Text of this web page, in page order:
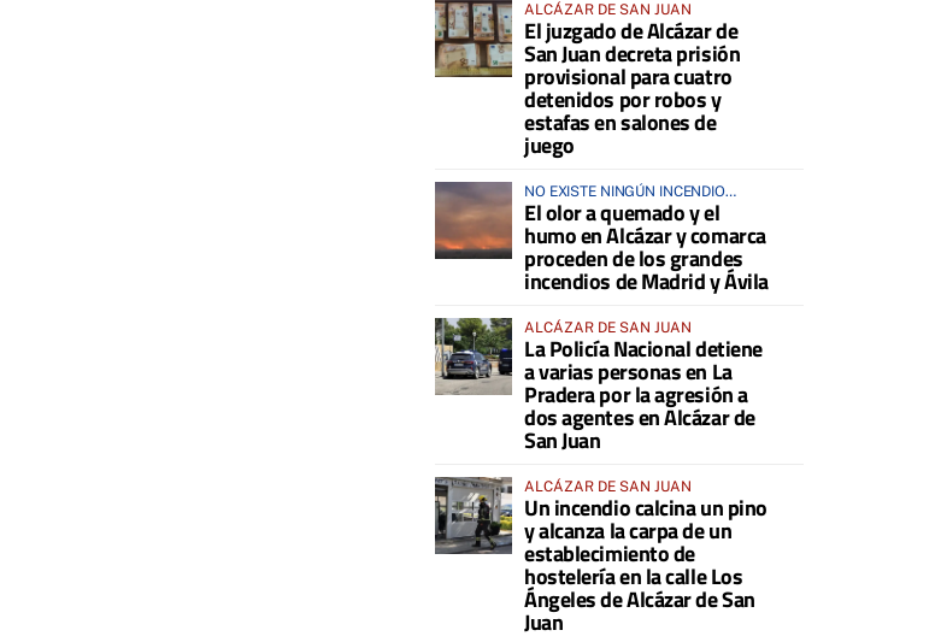
ALCÁZAR DE SAN JUAN
El juzgado de Alcázar de
San Juan decreta prisión
provisional para cuatro
detenidos por robos y
estafas en salones de
juego
NO EXISTE NINGÚN INCENDIO
ACTIVO EN LA COMARCA
El olor a quemado y el
humo en Alcázar y comarca
proceden de los grandes
incendios de Madrid y Ávila
ALCÁZAR DE SAN JUAN
La Policía Nacional detiene
a varias personas en La
Pradera por la agresión a
dos agentes en Alcázar de
San Juan
ALCÁZAR DE SAN JUAN
Un incendio calcina un pino
y alcanza la carpa de un
establecimiento de
hostelería en la calle Los
Ángeles de Alcázar de San
Juan